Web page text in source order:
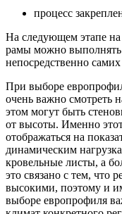
процесс
На следующем этапе
рамы можно выполнять
непосредственно самих
При выборе
очень важно смотреть
этом могут быть
от высоты. Именно
отображаться на
динамическим
кровельные листы, а
это связано с тем, что
высокими, поэтому и
выборе европрофиля